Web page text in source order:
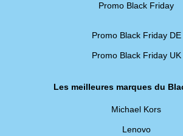
Promo Black Friday
Promo Black Friday DE
Promo Black Friday UK
Les meilleures marques du
Michael Kors
Lenovo